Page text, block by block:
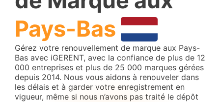
Pays-Bas
Gérez votre renouvellement de marque aux Pays-
Bas avec iGERENT, avec la confiance de plus de 12
000 entreprises et plus de 25 000 marques gérées
depuis 2014. Nous vous aidons à renouveler dans
les délais et à garder votre enregistrement en
vigueur, même si nous n’avons pas traité le dépôt